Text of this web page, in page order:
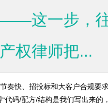
这一步，
权律师把...
奏快、招投标和大客户合规要
代码/配方/结构是我们写出来的